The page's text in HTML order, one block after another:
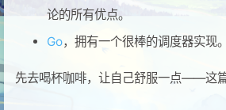
论的所有优点。
Go，拥有一个很棒的调度器实现。
先去喝杯咖啡，让自己舒服一点——这篇